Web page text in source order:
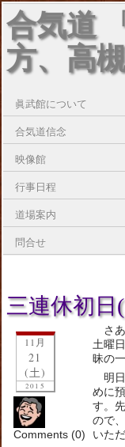
合気道
方、高
眞武館について
合気道信念
映像館
行事日程
道場案内
問合せ
三連休初日
11月
21
(土)
2015
Comments (0)
さ
土曜
昧の
明
めに
す。
ので
いた